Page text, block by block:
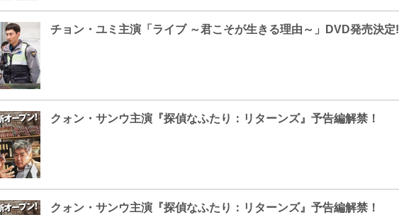
チョン・ユミ主演「ライブ ～君こそが生きる理由～」DVD発売決定!
クォン・サンウ主演『探偵なふたり：リターンズ』予告編解禁！
クォン・サンウ主演『探偵なふたり：リターンズ』予告編解禁！